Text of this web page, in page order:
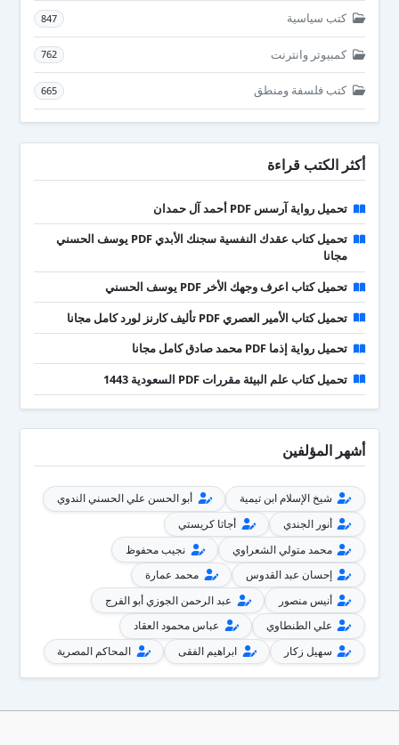
كتب سياسية 847
كمبيوتر وانترنت 762
كتب فلسفة ومنطق 665
أكثر الكتب قراءة
تحميل رواية آرسس PDF أحمد آل حمدان
تحميل كتاب عقدك النفسية سجنك الأبدي PDF يوسف الحسني
مجانا
تحميل كتاب اعرف وجهك الأخر PDF يوسف الحسني
تحميل كتاب الأمير العصري PDF تأليف كارنز لورد كامل مجانا
تحميل رواية إذما PDF محمد صادق كامل مجانا
تحميل كتاب علم البيئة مقررات PDF السعودية 1443
أشهر المؤلفين
شيخ الإسلام ابن تيمية
أبو الحسن علي الحسني الندوي
أنور الجندي
أجاثا كريستي
محمد متولي الشعراوي
نجيب محفوظ
إحسان عبد القدوس
محمد عمارة
أنيس منصور
عبد الرحمن الجوزي أبو الفرج
علي الطنطاوي
عباس محمود العقاد
سهيل زكار
ابراهيم الفقى المحاكم المصرية